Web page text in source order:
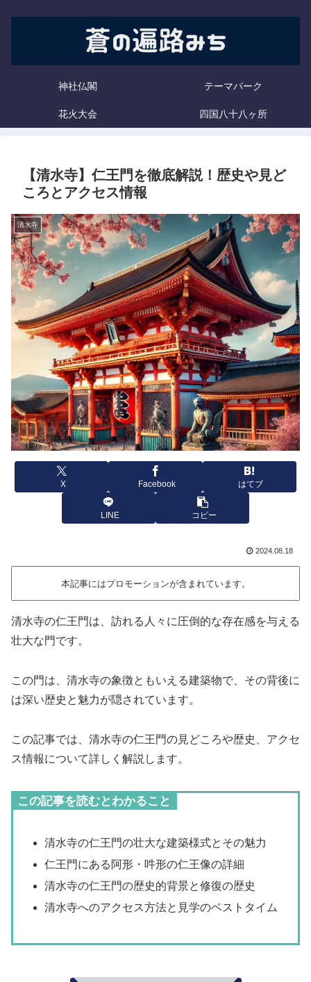
神社仏閣 テーマパーク
花火大会 四国八十八ヶ所
【清水寺】仁王門を徹底解説！歴史や見ど
ころとアクセス情報
清水寺
X Facebook はてブ
LINE コピー
2024.08.18
本記事にはプロモーションが含まれています。
清水寺の仁王門は、訪れる人々に圧倒的な存在感を与える
壮大な門です。
この門は、清水寺の象徴ともいえる建築物で、その背後に
は深い歴史と魅力が隠されています。
この記事では、清水寺の仁王門の見どころや歴史、アクセ
ス情報について詳しく解説します。
この記事を読むとわかること
清水寺の仁王門の壮大な建築様式とその魅力
仁王門にある阿形・吽形の仁王像の詳細
清水寺の仁王門の歴史的背景と修復の歴史
清水寺へのアクセス方法と見学のベストタイム